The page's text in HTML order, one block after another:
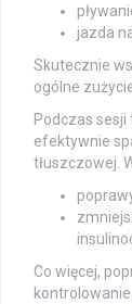
jazda
Skutecznie
ogólne
Podczas
efektywnie
tłuszczowej.
Co więcej,